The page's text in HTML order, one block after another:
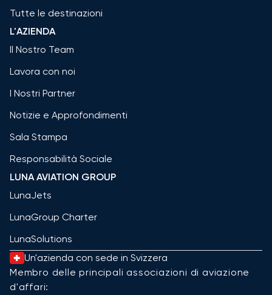
Tutte le destinazioni
L'AZIENDA
Il Nostro Team
Lavora con noi
I Nostri Partner
Notizie e Approfondimenti
Sala Stampa
Responsabilità Sociale
LUNA AVIATION GROUP
LunaJets
LunaGroup Charter
LunaSolutions
Un'azienda con sede in Svizzera
Membro delle principali associazioni di aviazione
d'affari: